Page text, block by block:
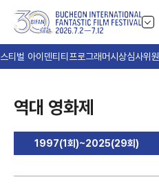
티벌 아이덴티티 프로그래머시상심사위원
역대 영화제
1997(1회)~2025(29회)